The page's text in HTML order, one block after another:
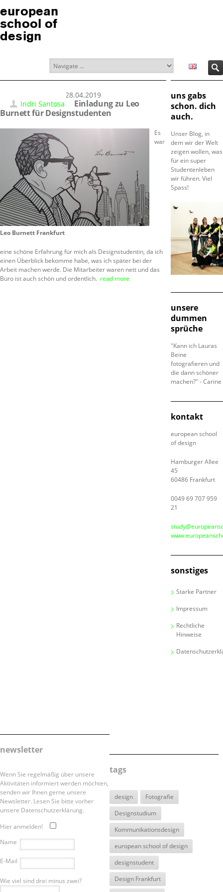
european
school of
design
28.04.2019
Indri Santosa
Einladung zu Leo
Burnett für Designstudenten
Leo Burnett Frankfurt
Es
war
eine schöne Erfahrung für mich als Designstudentin, da ich
einen Überblick bekomme habe, was ich später bei der
Arbeit machen werde. Die Mitarbeiter waren nett und das
Büro ist auch schön und ordentlich. read more
uns gabs
schon. dich
auch.
Unser Blog, in
dem wir der Welt
zeigen wollen, was
für ein super
Studentenleben
wir führen. Viel
Spass!
unsere
dummen
sprüche
"Kann ich Lauras
Beine
fotografieren und
die dann schöner
machen?" - Carine
kontakt
european school
of design
Hamburger Allee
45
60486 Frankfurt
0049 69 707 959
21
sonstiges
Starke Partner
Impressum
Rechtliche
Hinweise
newsletter
Wenn Sie regelmäßig über unsere
Aktivitäten informiert werden möchten,
senden wir Ihnen gerne unsere
Newsletter. Lesen Sie bitte vorher
unsere Datenschutzerklärung.
Hier anmelden!
Name
E-Mail
Wie viel sind drei minus zwei?
tags
design
Fotografie
Designstudium
Kommunikationsdesign
european school of design
designstudent
Design Frankfurt